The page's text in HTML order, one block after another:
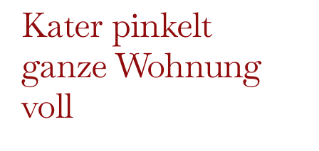
Kater pinkelt
ganze Wohnung
voll